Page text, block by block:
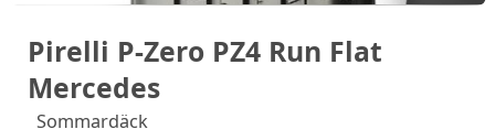
Pirelli P-Zero PZ4 Run Flat
Mercedes
Sommardäck